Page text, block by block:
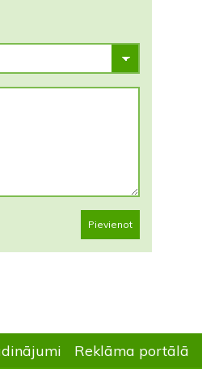
Pievienot
Reklāma portālā